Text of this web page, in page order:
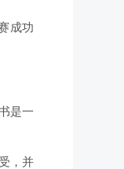
成功
是一
，并